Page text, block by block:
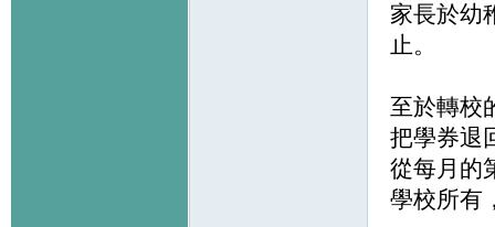
家長於幼
止。
至於轉校
把學券退
從每月的
學校所有